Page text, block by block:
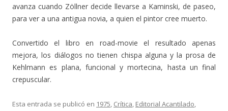
avanza cuando Zöllner decide llevarse a Kaminski, de paseo,
para ver a una antigua novia, a quien el pintor cree muerto.
Convertido el libro en road-movie el resultado apenas
mejora, los diálogos no tienen chispa alguna y la prosa de
Kehlmann es plana, funcional y mortecina, hasta un final
crepuscular.
Esta entrada se publicó en 1975, Crítica, Editorial Acantilado,